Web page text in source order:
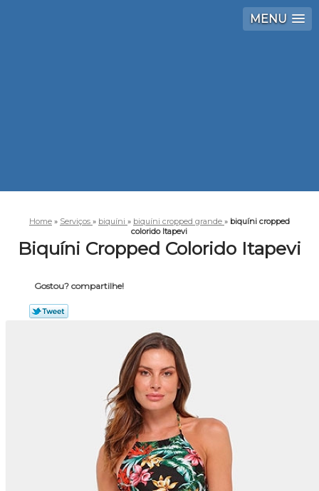
MENU
Home » Serviços » biquíni » biquíni cropped grande » biquíni cropped
colorido Itapevi
Biquíni Cropped Colorido Itapevi
Gostou? compartilhe!